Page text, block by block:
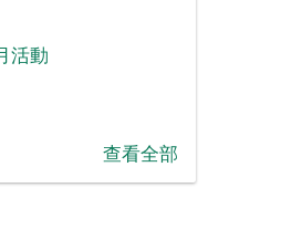
活動
查看全部